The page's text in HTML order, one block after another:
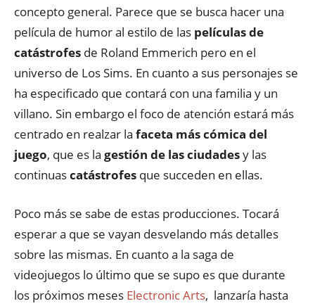
concepto general. Parece que se busca hacer una
película de humor al estilo de las películas de
catástrofes de Roland Emmerich pero en el
universo de Los Sims. En cuanto a sus personajes se
ha especificado que contará con una familia y un
villano. Sin embargo el foco de atención estará más
centrado en realzar la faceta más cómica del
juego, que es la gestión de las ciudadesy las
continuascatástrofes que succeden en ellas.
Poco más se sabe de estas producciones. Tocará
esperar a que se vayan desvelando más detalles
sobre las mismas. En cuanto a la saga de
videojuegos lo último que se supo es que durante
los próximos meses Electronic Arts, lanzaría hasta